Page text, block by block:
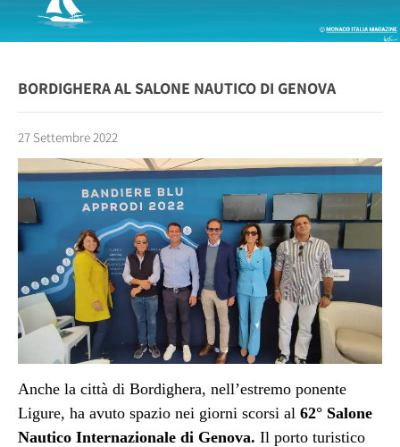
BORDIGHERA AL SALONE NAUTICO DI GENOVA
27 Settembre 2022
Anche la città di Bordighera, nell’estremo ponente
Ligure, ha avuto spazio nei giorni scorsi al 62° Salone
Nautico Internazionale di Genova. Il porto turistico